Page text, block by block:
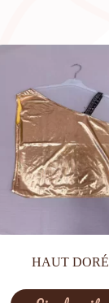
HAUT DORÉ